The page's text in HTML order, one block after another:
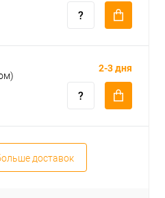
2-3 дня
доставок